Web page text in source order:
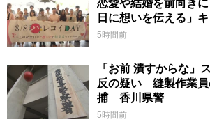
恋愛や結婚を前向き
日に想いを伝える」
5時間前
「お前 潰すからな」
反の疑い 縫製作業員
捕 香川県警
5時間前